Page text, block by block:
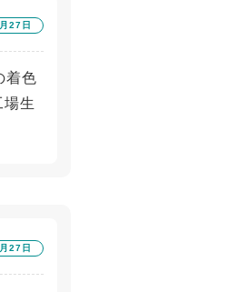
27日
着色
生
27日